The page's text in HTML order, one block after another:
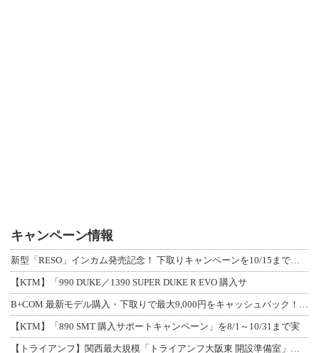
キャンペーン情報
【KTM】「990 DUKE／1390 SUPER DUKE R EVO 購入サ
【KTM】「890 SMT 購入サポートキャンペーン」を8/1～10/31まで実